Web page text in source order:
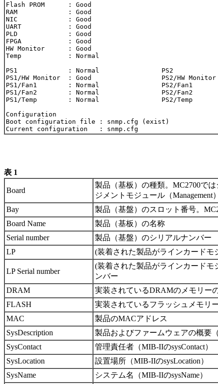
Flash PROM      : Good
RAM             : Good
NIC             : Good
UART            : Good
PLD             : Good
FPGA            : Good
HW Monitor      : Good
Temp            : Normal
PS1             : Normal                PS2
PS1/HW Monitor  : Good                  PS2/HW Monitor
PS1/Fan1        : Normal                PS2/Fan1
PS1/Fan2        : Normal                PS2/Fan2
PS1/Temp        : Normal                PS2/Temp
Configuration
Boot configuration file : snmp.cfg (exist)
表 1
Board
製品（基板）の種類。MC2700で
ジメントモジュール（
Bay
製品（基盤）のスロット番号。
Board Name
製品（基板）の名称
Serial number
製品（基盤）のシリアルナンバー
LP
(装着された製品がラインカード
LP Serial number
(装着された製品がラインカード
ンバー
DRAM
実装されているDRAMのメモリー
FLASH
実装されているフラッシュメモリ
MAC
製品のMACアドレス
SysDescription
製品およびファームウェアの概要
SysContact
管理責任者（MIB-IIのsysContact）
SysLocation
設置場所（MIB-IIのsysLocation）
SysName
システム名（MIB-IIのsysName）